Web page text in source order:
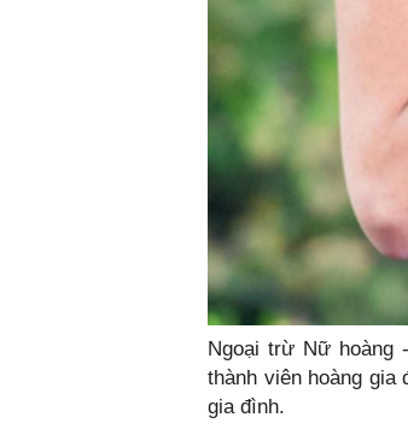
Ngoại trừ Nữ hoàng
thành viên hoàng
gia đình.